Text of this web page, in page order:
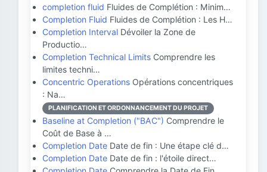
completion fluid Fluides de Complétion : Minim…
Completion Fluid Fluides de Complétion : Les H…
Completion Interval Dévoiler la Zone de
Productio…
Completion Technical Limits Comprendre les
limites techni…
Concentric Operations Opérations concentriques
: Na…
PLANIFICATION ET ORDONNANCEMENT DU PROJET
Baseline at Completion ("BAC") Comprendre le
Coût de Base à …
Completion Date Date de fin : Une étape clé d…
Completion Date Date de fin : l'étoile direct…